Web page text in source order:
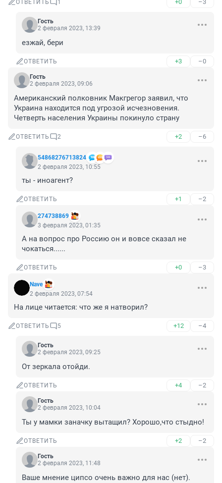
ОТВЕТИТЬ 1 +0 –3
Гость
2 февраля 2023, 13:39
езжай, бери
ОТВЕТИТЬ +3 –0
Гость
2 февраля 2023, 09:06
Американский полковник Макгрегор заявил, что
Украина находится под угрозой исчезновения.
Четверть населения Украины покинуло страну
ОТВЕТИТЬ 2 +2 –6
54868276713824
2 февраля 2023, 10:55
ты - иноагент?
ОТВЕТИТЬ +1 –2
274738869
3 февраля 2023, 01:35
А на вопрос про Россию он и вовсе сказал не
чокаться......
ОТВЕТИТЬ +0 –3
Nave
2 февраля 2023, 07:54
На лице читается: что же я натворил?
ОТВЕТИТЬ 5 +12 –4
Гость
2 февраля 2023, 09:25
От зеркала отойди.
ОТВЕТИТЬ +4 –2
Гость
2 февраля 2023, 10:04
Ты у мамки заначку вытащил? Хорошо,что стыдно!
ОТВЕТИТЬ +2 –2
Гость
2 февраля 2023, 11:48
Ваше мнение ципсо очень важно для нас (нет).